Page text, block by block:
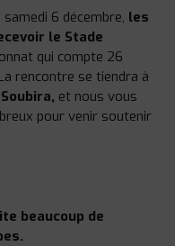
6 décembre, les
le Stade
qui compte 26
rencontre se tiendra à
et nous vous
pour venir soutenir
beaucoup de